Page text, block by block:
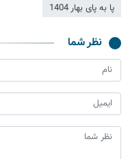
پا به پای بهار 1404
نظر شما